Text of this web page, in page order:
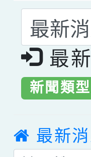
選擇
最
新聞類型
最新